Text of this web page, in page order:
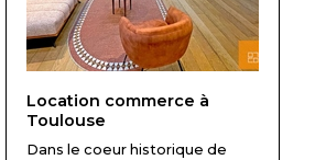
Location commerce à
Toulouse
Dans le coeur historique de